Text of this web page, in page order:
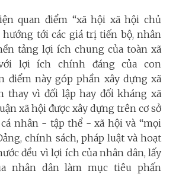
quan điểm “xã hội xã hội chủ
tới các giá trị tiến bộ, nhân
tảng lợi ích chung của toàn xã
lợi ích chính đáng của con
điểm này góp phần xây dựng xã
thay vì đối lập hay đối kháng xã
xã hội được xây dựng trên cơ sở
nhân - tập thể - xã hội và “mọi
chính sách, pháp luật và hoạt
đều vì lợi ích của nhân dân, lấy
nhân dân làm mục tiêu phấn